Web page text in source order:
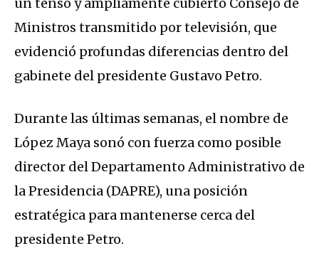
un tenso y ampliamente cubierto Consejo de
Ministros transmitido por televisión, que
evidenció profundas diferencias dentro del
gabinete del presidente Gustavo Petro.
Durante las últimas semanas, el nombre de
López Maya sonó con fuerza como posible
director del Departamento Administrativo de
la Presidencia (DAPRE), una posición
estratégica para mantenerse cerca del
presidente Petro.